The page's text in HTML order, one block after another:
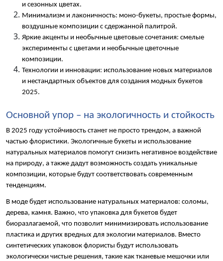
и сезонных цветах.
Минимализм и лаконичность: моно-букеты, простые формы,
воздушные композиции с сдержанной палитрой.
Яркие акценты и необычные цветовые сочетания: смелые
эксперименты с цветами и необычные цветочные
композиции.
Технологии и инновации: использование новых материалов
и нестандартных объектов для создания модных букетов
2025.
Основной упор – на экологичность и стойкость
В 2025 году устойчивость станет не просто трендом, а важной
частью флористики. Экологичные букеты и использование
натуральных материалов помогут снизить негативное воздействие
на природу, а также дадут возможность создать уникальные
композиции, которые будут соответствовать современным
тенденциям.
В моде будет использование натуральных материалов: соломы,
дерева, камня. Важно, что упаковка для букетов будет
биоразлагаемой, что позволит минимизировать использование
пластика и других вредных для экологии материалов. Вместо
синтетических упаковок флористы будут использовать
экологически чистые решения, такие как тканевые мешочки или